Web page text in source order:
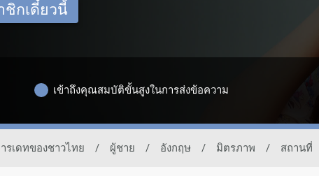
ชิกเดี๋ยวนี้
เข้าถึงคุณสมบัติขั้นสูงในการส่งข้อความ
รเดทของชาวไทย / ผู้ชาย / อังกฤษ / มิตรภาพ / สถานที่